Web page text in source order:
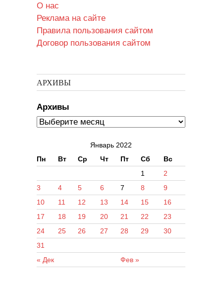
О нас
Реклама на сайте
Правила пользования сайтом
Договор пользования сайтом
АРХИВЫ
Архивы
Январь 2022
Пн
Вт Ср Чт Пт Сб Вс
« Дек Фев »
1
2
3
4 5 6 7 8
9
10
11 12 13 14 15
16
17
18 19 20 21 22
23
24
25 26 27 28 29
30
31